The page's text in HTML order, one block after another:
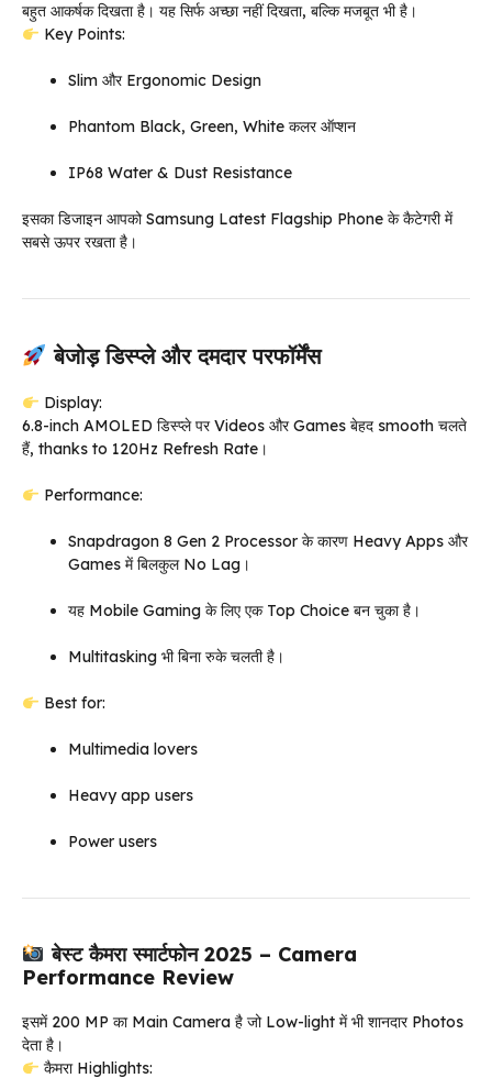
बहुत आकर्षक दिखता है। यह सिर्फ अच्छा नहीं दिखता, बल्कि मजबूत भी है।
Key Points:
Slim और Ergonomic Design
Phantom Black, Green, White कलर ऑप्शन
IP68 Water & Dust Resistance
इसका डिजाइन आपको Samsung Latest Flagship Phone के कैटेगरी में
सबसे ऊपर रखता है।
बेजोड़ डिस्प्ले और दमदार परफॉर्मेंस
Display:
6.8-inch AMOLED डिस्प्ले पर Videos और Games बेहद smooth चलते
हैं, thanks to 120Hz Refresh Rate।
Performance:
Snapdragon 8 Gen 2 Processor के कारण Heavy Apps और
Games में बिलकुल No Lag।
यह Mobile Gaming के लिए एक Top Choice बन चुका है।
Multitasking भी बिना रुके चलती है।
Best for:
Multimedia lovers
Heavy app users
Power users
बेस्ट कैमरा स्मार्टफोन 2025 – Camera
Performance Review
इसमें 200 MP का Main Camera है जो Low-light में भी शानदार Photos
देता है।
कैमरा Highlights: